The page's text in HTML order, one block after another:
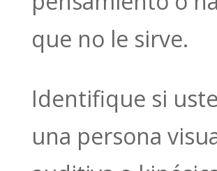
que no le sirve.
Identifique si
una persona